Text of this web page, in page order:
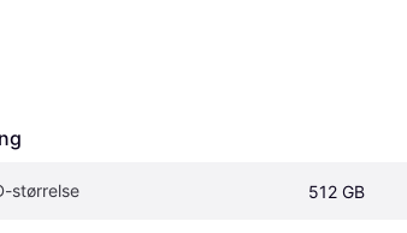
størrelse 512 GB